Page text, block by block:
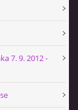
29. 1. 2026
|
7. 9. 2012 -